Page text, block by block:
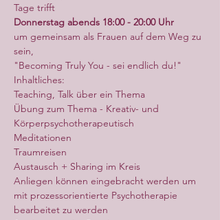
Tage trifft
Donnerstag abends 18:00 - 20:00 Uhr
um gemeinsam als Frauen auf dem Weg zu
sein,
"Becoming Truly You - sei endlich du!"
Inhaltliches:
Teaching, Talk über ein Thema
Übung zum Thema - Kreativ- und
Körperpsychotherapeutisch
Meditationen
Traumreisen
Austausch + Sharing im Kreis
Anliegen können eingebracht werden um
mit prozessorientierte Psychotherapie
bearbeitet zu werden